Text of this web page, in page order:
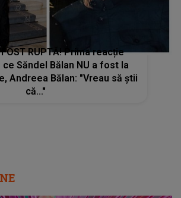
FOST RUPTĂ! Prima reacție
Săndel Bălan NU a fost la
Andreea Bălan: "Vreau să știi
că..."